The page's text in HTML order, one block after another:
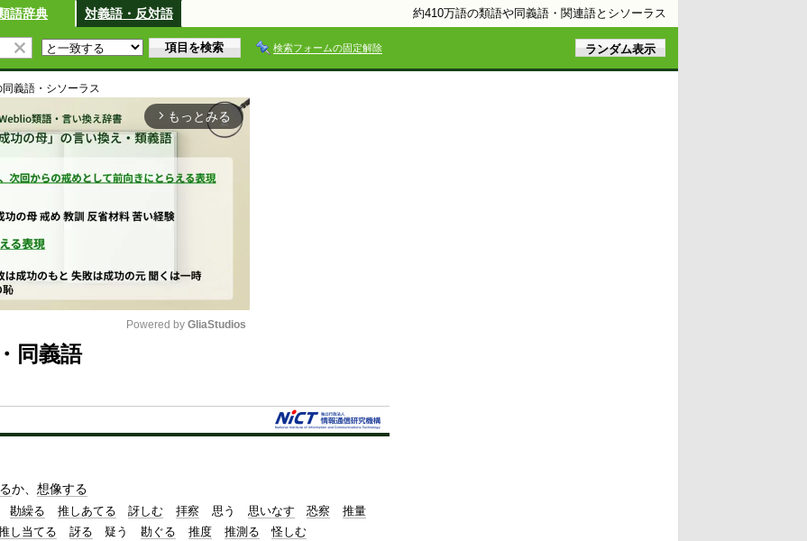
語辞典 対義語・反対語 約410万語の類語や同義語・関連語とシソーラス
検索フォームの固定解除
同義語・シソーラス
arrow_forward_ios もっとみる
Powered by GliaStudios
同義語
か、 想像する
勘繰る 推しあてる 訝しむ 拝察 思う 思いなす 恐察
推量
し当てる 訝る 疑う 勘ぐる 推度 推測る 怪しむ